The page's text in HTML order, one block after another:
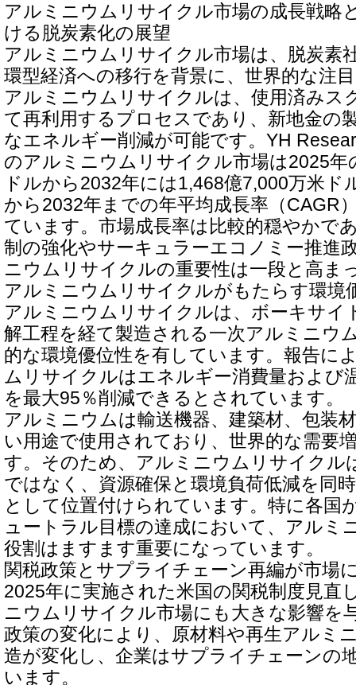
アルミニウムリサイクル市場の成長戦略
ける脱炭素化の展望
アルミニウムリサイクル市場は、脱炭素
環型経済への移行を背景に、世界的な注
アルミニウムリサイクルは、使用済みス
て再利用するプロセスであり、新地金の
なエネルギー削減が可能です。YH
のアルミニウムリサイクル市場は2025年
ドルから2032年には1,468億7,000万米ド
から2032年までの年平均成長率（CAGR
ています。市場成長率は比較的穏やかで
制の強化やサーキュラーエコノミー推進
ニウムリサイクルの重要性は一段と高ま
アルミニウムリサイクルがもたらす環境
アルミニウムリサイクルは、ボーキサイ
解工程を経て製造される一次アルミニウ
的な環境優位性を有しています。報告に
ムリサイクルはエネルギー消費量および
を最大95％削減できるとされています。
アルミニウムは輸送機器、建築材、包装
い用途で使用されており、世界的な需要
す。そのため、アルミニウムリサイクル
ではなく、資源確保と環境負荷低減を同
として位置付けられています。特に各国
ュートラル目標の達成において、アルミ
役割はますます重要になっています。
関税政策とサプライチェーン再編が市場
2025年に実施された米国の関税制度見直
ニウムリサイクル市場にも大きな影響を
政策の変化により、原材料や再生アルミ
造が変化し、企業はサプライチェーンの
います。